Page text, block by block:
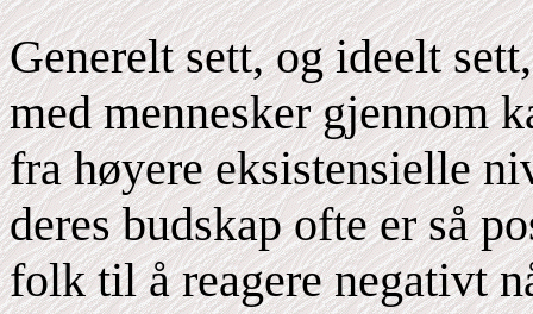
Generelt sett, og ideelt
med mennesker gjennom
fra høyere eksistensielle
deres budskap ofte er så
folk til å reagere negativt